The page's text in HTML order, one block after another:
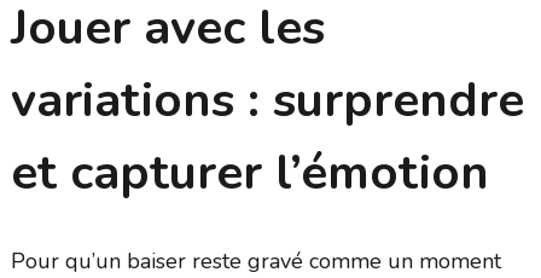
Jouer avec les
variations : surprendre
et capturer l’émotion
Pour qu’un baiser reste gravé comme un moment